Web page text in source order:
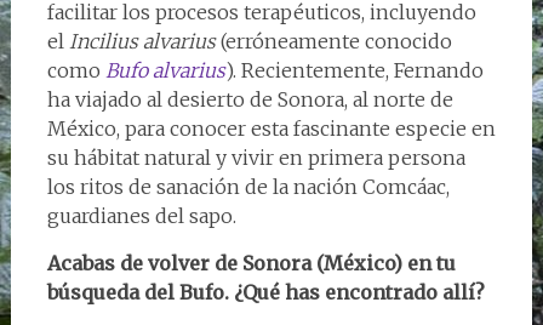
facilitar los procesos terapéuticos, incluyendo
el Incilius alvarius(erróneamente conocido
como Bufo alvarius). Recientemente, Fernando
ha viajado al desierto de Sonora, al norte de
México, para conocer esta fascinante especie en
su hábitat natural y vivir en primera persona
los ritos de sanación de la nación Comcáac,
guardianes del sapo.
Acabas de volver de Sonora (México) en tu
búsqueda del Bufo. ¿Qué has encontrado allí?